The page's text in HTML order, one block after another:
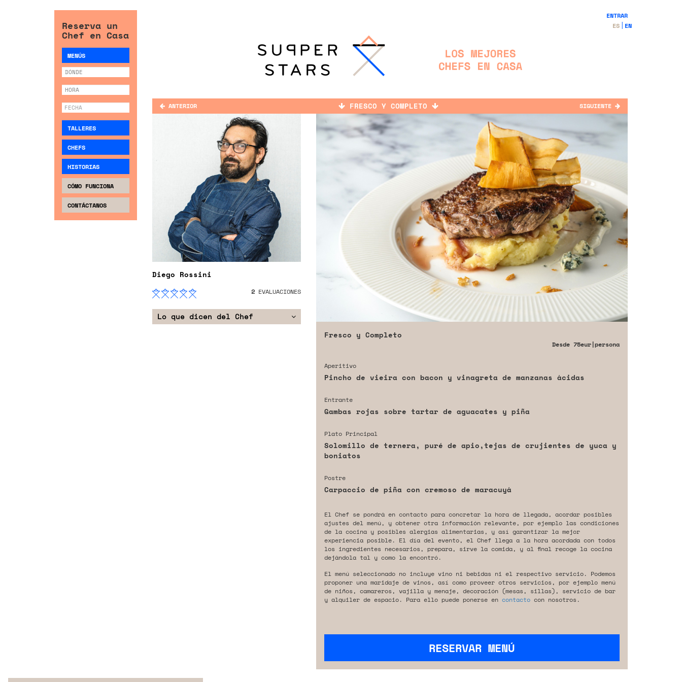
Reserva un
Chef en Casa
MENÚS
TALLERES
CHEFS
HISTORIAS
CÓMO FUNCIONA
CONTÁCTANOS
ENTRAR
ES
EN
ANTERIOR FRESCO Y COMPLETO SIGUIENTE
Diego Rossini
2EVALUACIONES
Lo que dicen del Chef
Fresco y Completo
Desde 75eur|persona
Aperitivo
Pincho de vieira con bacon y vinagreta de manzanas ácidas
Entrante
Gambas rojas sobre tartar de aguacates y piña
Plato Principal
Solomillo de ternera, puré de apio,tejas de crujientes de yuca y
boniatos
Postre
Carpaccio de piña con cremoso de maracuyá
El Chef se pondrá en contacto para concretar la hora de llegada, acordar posibles
ajustes del menú, y obtener otra información relevante, por ejemplo las condiciones
de la cocina y posibles alergias alimentarias, y así garantizar la mejor
experiencia posible. El día del evento, el Chef llega a la hora acordada con todos
los ingredientes necesarios, prepara, sirve la comida, y al final recoge la cocina
dejándola tal y como la encontró.
El menú seleccionado no incluye vino ni bebidas ni el respectivo servicio. Podemos
proponer una maridaje de vinos, así como proveer otros servicios, por ejemplo menú
de niños, camareros, vajilla y menaje, decoración (mesas, sillas), servicio de bar
y alquiler de espacio. Para ello puede ponerse en contactocon nosotros.
RESERVAR MENÚ